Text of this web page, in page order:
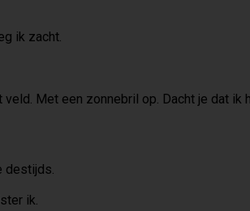
ik zacht.
veld. Met een zonnebril op. Dacht je dat ik
destijds.
ik.